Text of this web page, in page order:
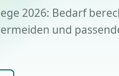
2026: Bedarf
und